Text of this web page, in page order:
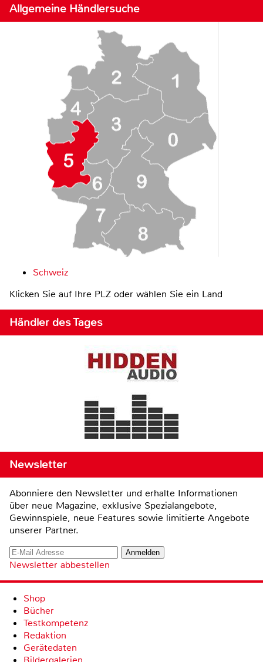
Allgemeine Händlersuche
Schweiz
Klicken Sie auf Ihre PLZ oder wählen Sie ein Land
Händler des Tages
Newsletter
Abonniere den Newsletter und erhalte Informationen
über neue Magazine, exklusive Spezialangebote,
Gewinnspiele, neue Features sowie limitierte Angebote
unserer Partner.
Newsletter abbestellen
Shop
Bücher
Testkompetenz
Redaktion
Gerätedaten